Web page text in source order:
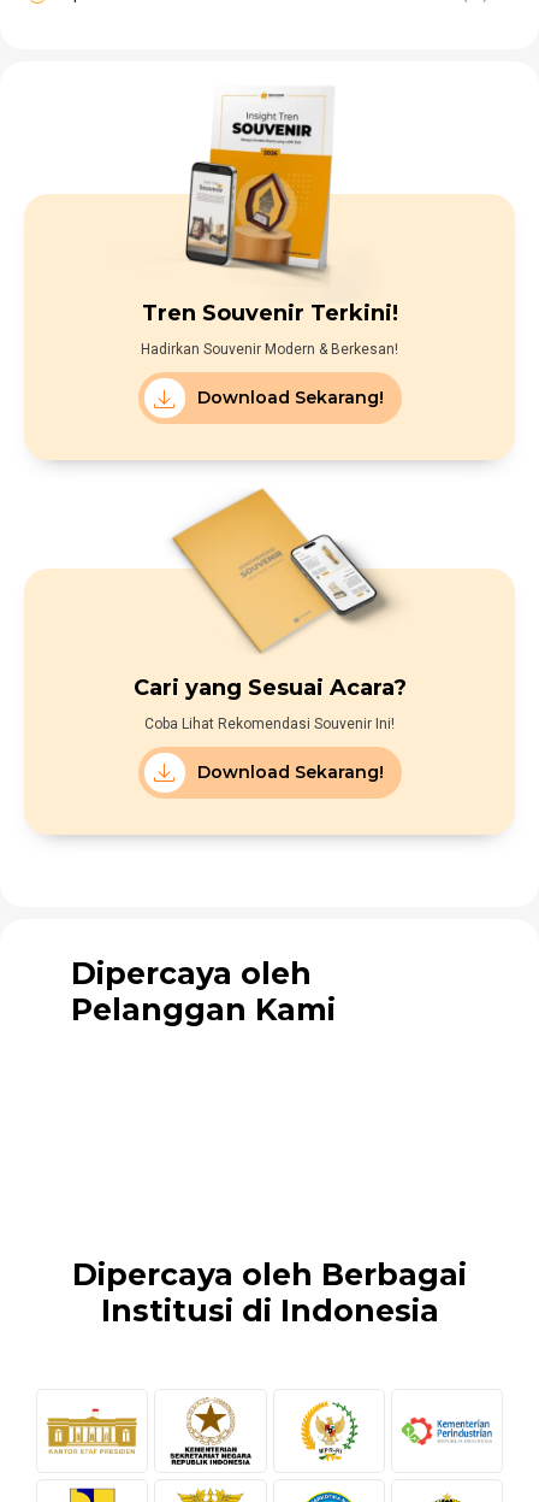
Tren Souvenir Terkini!
Hadirkan Souvenir Modern & Berkesan!
Download Sekarang!
Cari yang Sesuai Acara?
Coba Lihat Rekomendasi Souvenir Ini!
Download Sekarang!
Dipercaya oleh
Pelanggan Kami
Dipercaya oleh Berbagai
Institusi di Indonesia